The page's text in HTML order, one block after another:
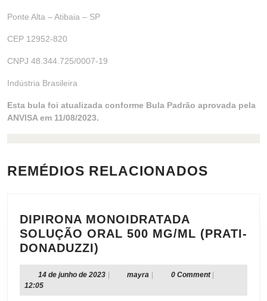
Ponte Alta – Atibaia – SP
CEP 12952-820
CNPJ 48.344.725/0007-19
Indústria Brasileira
Esta bula foi atualizada conforme Bula Padrão aprovada pela
ANVISA em 11/08/2023.
REMÉDIOS RELACIONADOS
DIPIRONA MONOIDRATADA
SOLUÇÃO ORAL 500 MG/ML (PRATI-
DONADUZZI)
SOLUÇÃO
14 de junho de 202314
junho
mayra mayra 0 Comment
12:05